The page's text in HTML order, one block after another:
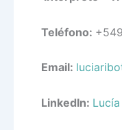
Teléfono:
Email:
LinkedIn: